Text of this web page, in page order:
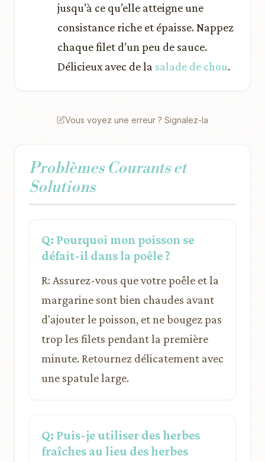
jusqu’à ce qu’elle atteigne une
consistance riche et épaisse. Nappez
chaque filet d’un peu de sauce.
Délicieux avec de la salade de chou.
Vous voyez une erreur ? Signalez-la
Problèmes Courants et
Solutions
Q: Pourquoi mon poisson se
défait-il dans la poêle ?
R: Assurez-vous que votre poêle et la
margarine sont bien chaudes avant
d'ajouter le poisson, et ne bougez pas
trop les filets pendant la première
minute. Retournez délicatement avec
une spatule large.
Q: Puis-je utiliser des herbes
fraîches au lieu des herbes